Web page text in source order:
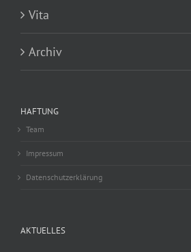
Vita
Archiv
HAFTUNG
Team
Impressum
Datenschutzerklärung
AKTUELLES